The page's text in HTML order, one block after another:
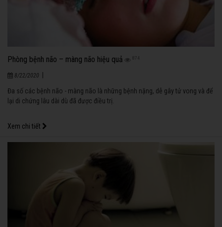
Phòng bệnh não – màng não hiệu quả 874
8/22/2020
Đa số các bệnh não - màng não là những bệnh nặng, dễ gây tử vong và để
lại di chứng lâu dài dù đã được điều trị.
Xem chi tiết